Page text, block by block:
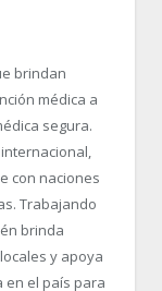
brindan
médica a
segura.
con naciones
Trabajando
brinda
y apoya
en el país para